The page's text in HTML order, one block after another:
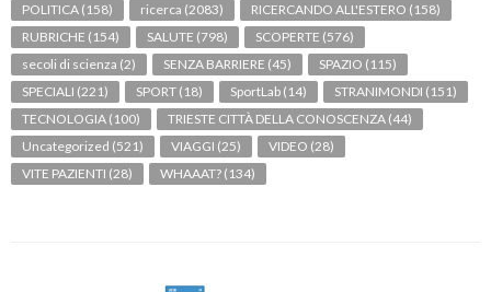
POLITICA (158) ricerca (2083) RICERCANDO ALL'ESTERO (158)
RUBRICHE (154) SALUTE (798) SCOPERTE (576)
secoli di scienza (2) SENZA BARRIERE (45) SPAZIO (115)
SPECIALI (221) SPORT (18) SportLab (14) STRANIMONDI (151)
TECNOLOGIA (100) TRIESTE CITTÀ DELLA CONOSCENZA (44)
Uncategorized (521) VIAGGI (25) VIDEO (28)
VITE PAZIENTI (28) WHAAAT? (134)